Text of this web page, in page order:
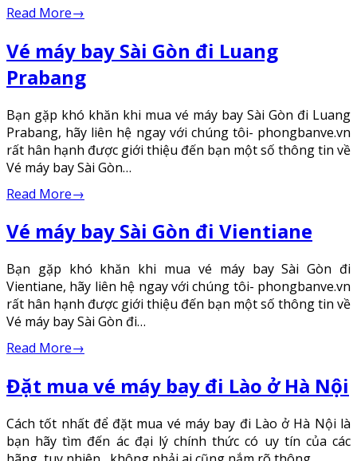
Read More→
Vé máy bay Sài Gòn đi Luang
Prabang
Bạn gặp khó khăn khi mua vé máy bay Sài Gòn đi Luang
Prabang, hãy liên hệ ngay với chúng tôi- phongbanve.vn
rất hân hạnh được giới thiệu đến bạn một số thông tin về
Vé máy bay Sài Gòn…
Read More→
Vé máy bay Sài Gòn đi Vientiane
Bạn gặp khó khăn khi mua vé máy bay Sài Gòn đi
Vientiane, hãy liên hệ ngay với chúng tôi- phongbanve.vn
rất hân hạnh được giới thiệu đến bạn một số thông tin về
Vé máy bay Sài Gòn đi…
Read More→
Đặt mua vé máy bay đi Lào ở Hà Nội
Cách tốt nhất để đặt mua vé máy bay đi Lào ở Hà Nội là
bạn hãy tìm đến ác đại lý chính thức có uy tín của các